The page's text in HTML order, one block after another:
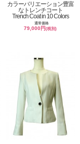
カラーバリエーション豊富
なトレンチコート
Trench Coat in 10 Colors
通常価格
79,000円(税別)